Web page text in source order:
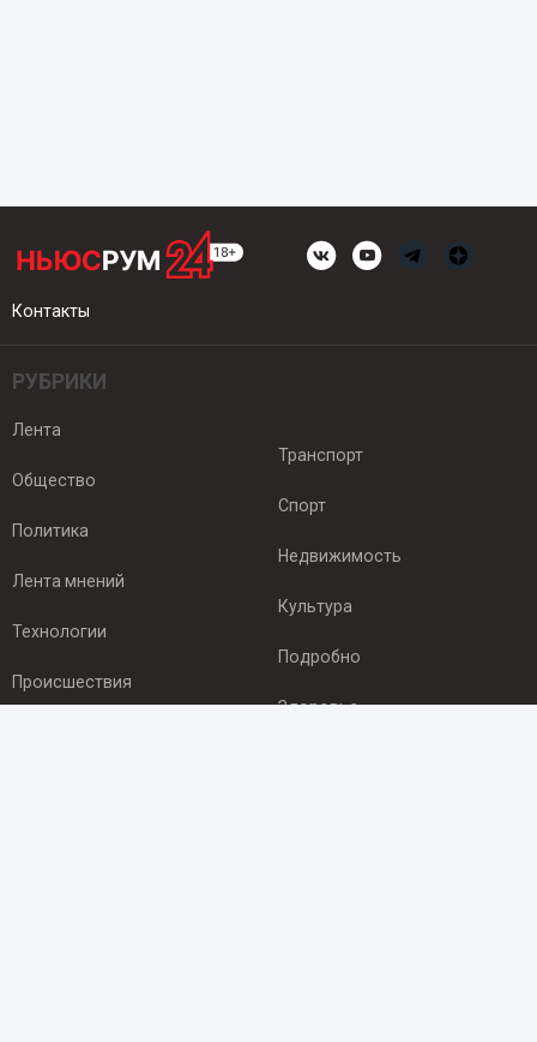
Контакты
РУБРИКИ
Лента
Общество
Политика
Лента мнений
Технологии
Происшествия
Транспорт
Спорт
Недвижимость
Культура
Подробно
Здоровье